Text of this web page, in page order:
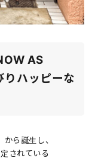
AS
りハッピーな
ら誕生し、
されている